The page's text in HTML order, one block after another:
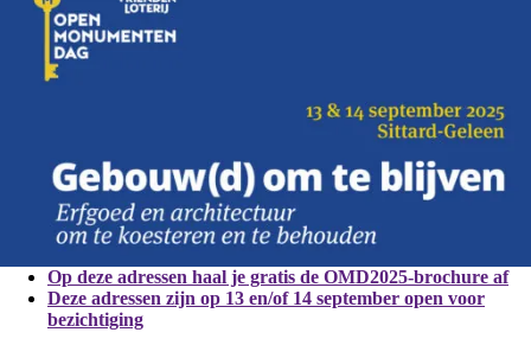
Op deze adressen haal je gratis de OMD2025-brochure af
Deze adressen zijn op 13 en/of 14 september open voor
bezichtiging